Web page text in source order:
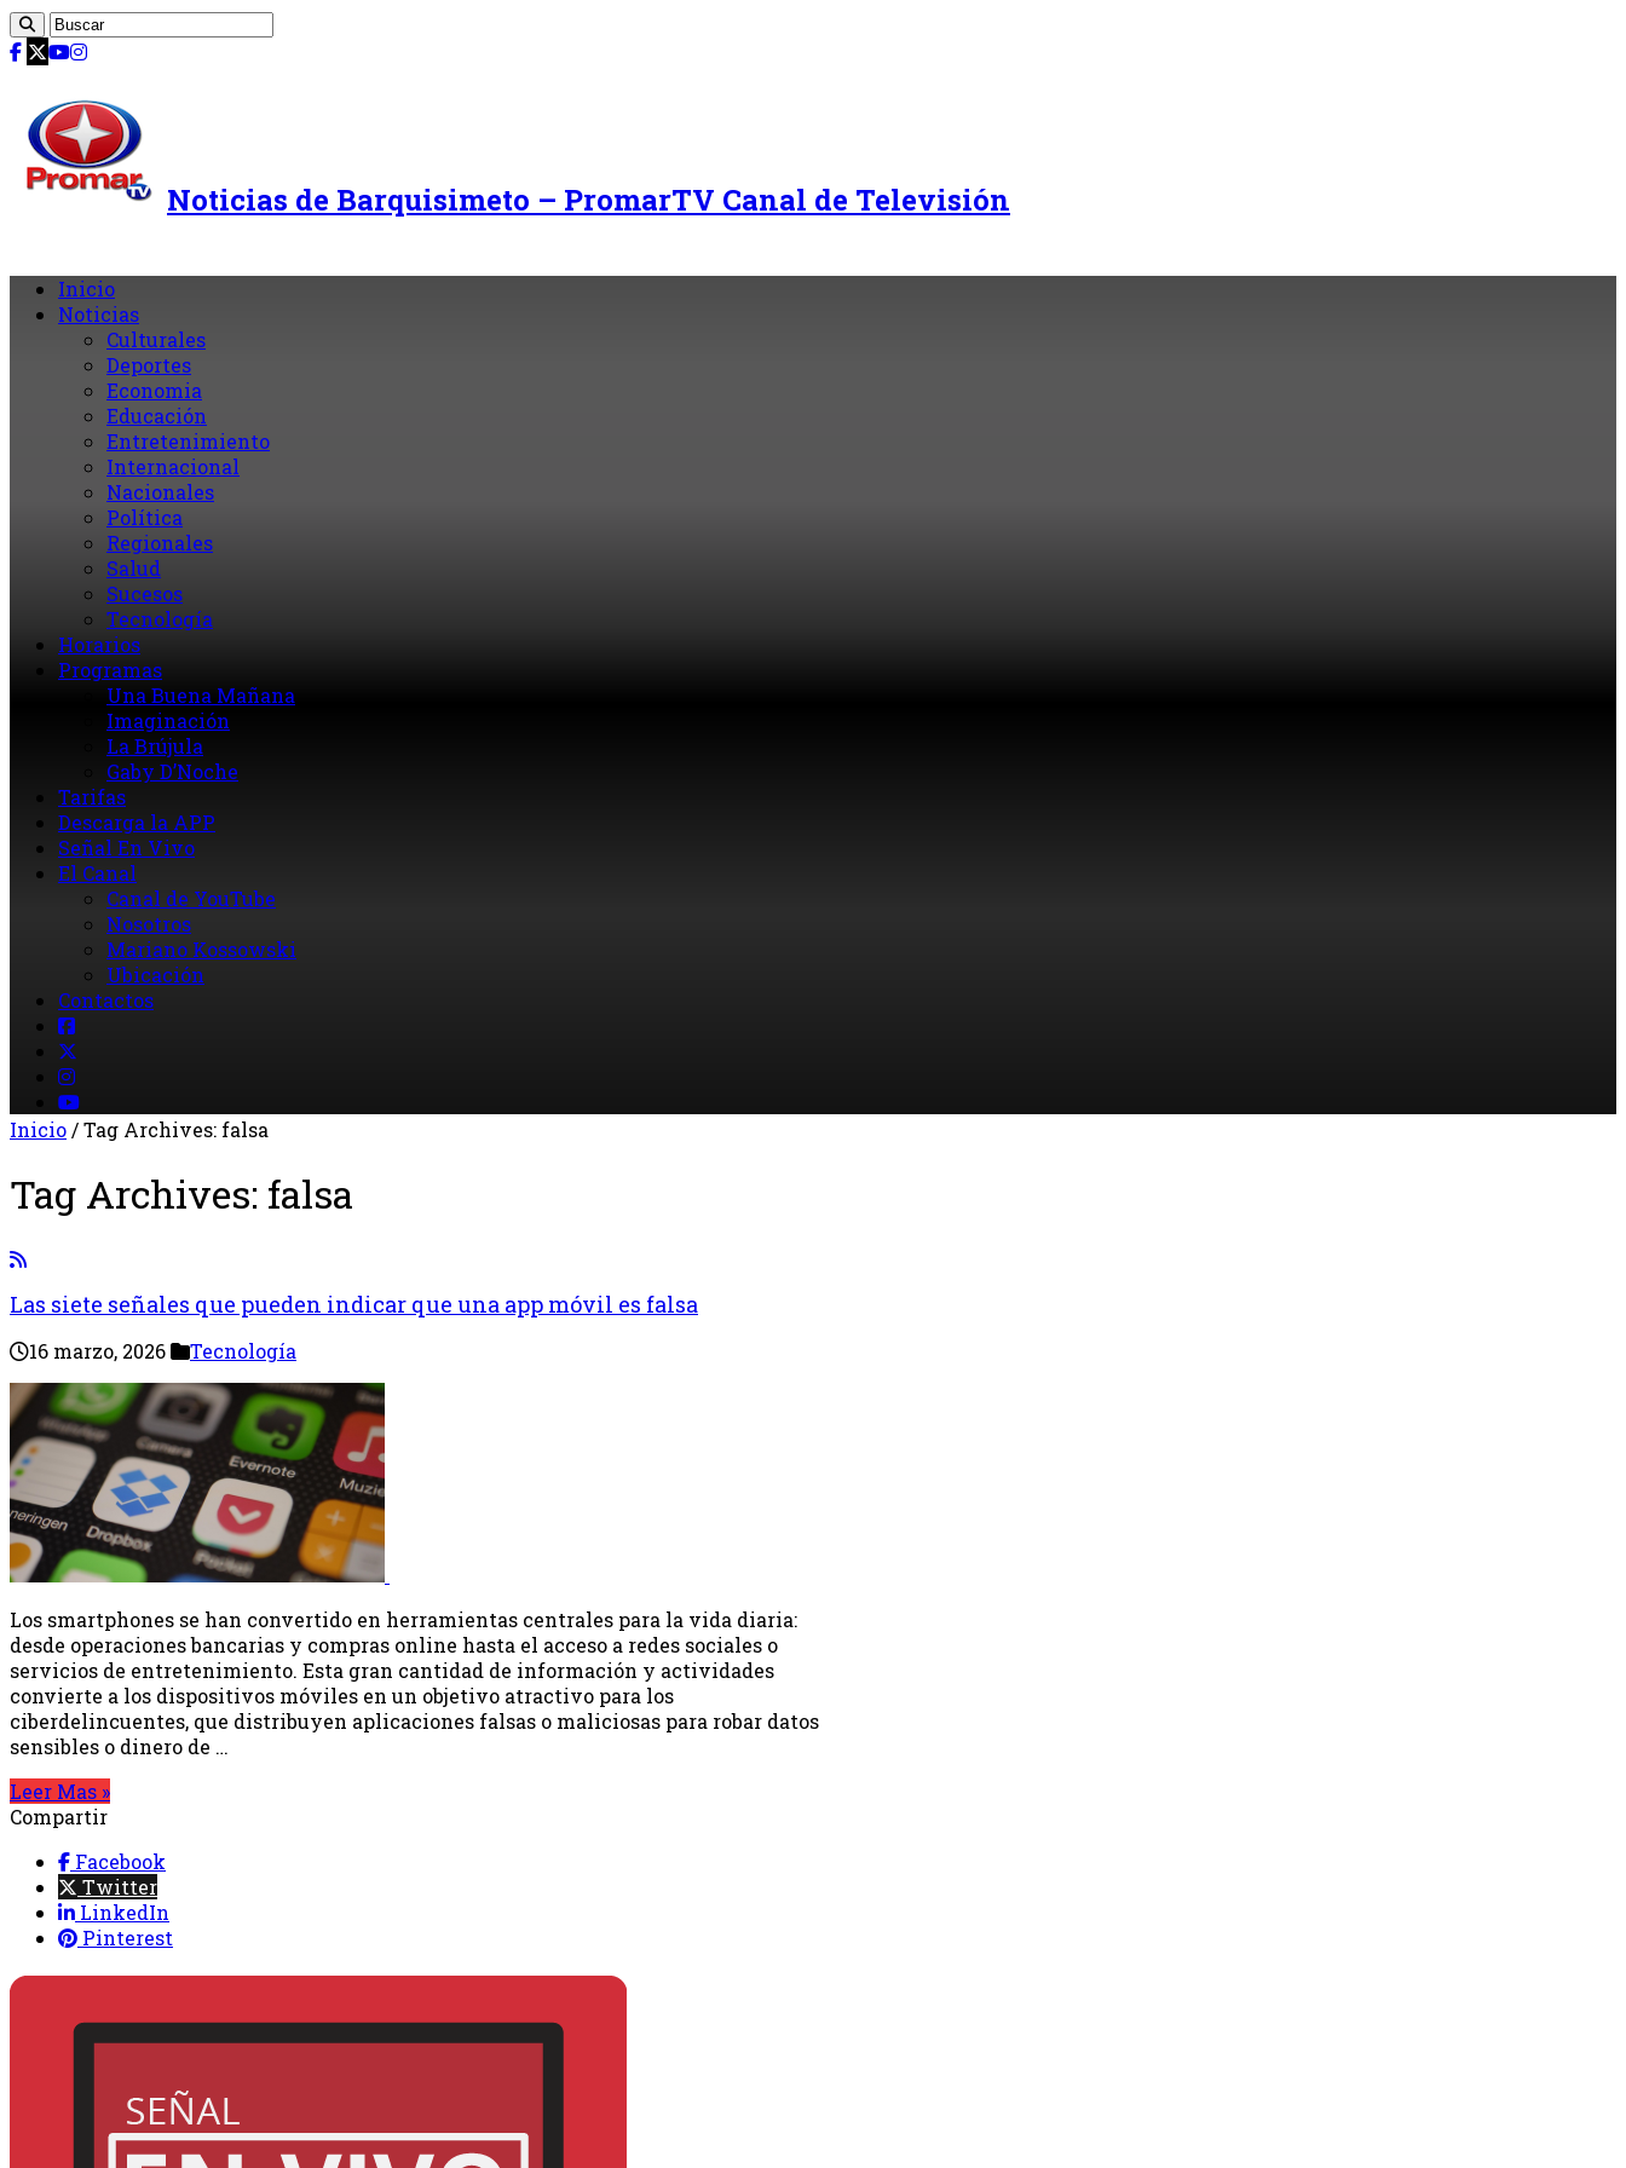
Noticias de Barquisimeto – PromarTV Canal de Televisión
Inicio
Noticias
Culturales
Deportes
Economia
Educación
Entretenimiento
Internacional
Nacionales
Política
Regionales
Salud
Sucesos
Tecnología
Horarios
Programas
Una Buena Mañana
Imaginación
La Brújula
Gaby D’Noche
Tarifas
Descarga la APP
Señal En Vivo
El Canal
Canal de YouTube
Nosotros
Mariano Kossowski
Ubicación
Contactos
Inicio/Tag Archives: falsa
Tag Archives: falsa
Las siete señales que pueden indicar que una app móvil es falsa
16 marzo, 2026 Tecnología
Los smartphones se han convertido en herramientas centrales para la vida diaria:
desde operaciones bancarias y compras online hasta el acceso a redes sociales o
servicios de entretenimiento. Esta gran cantidad de información y actividades
convierte a los dispositivos móviles en un objetivo atractivo para los
ciberdelincuentes, que distribuyen aplicaciones falsas o maliciosas para robar datos
sensibles o dinero de …
Leer Mas »
Compartir
Facebook
Twitter
LinkedIn
Pinterest